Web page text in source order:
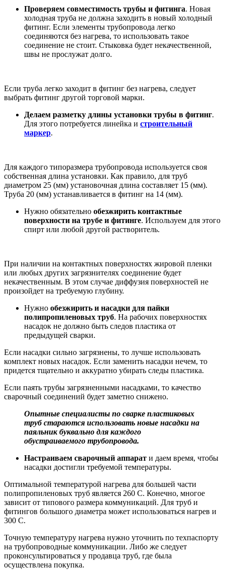
Проверяем совместимость трубы и фитинга. Новая
холодная труба не должна заходить в новый холодный
фитинг. Если элементы трубопровода легко
соединяются без нагрева, то использовать такое
соединение не стоит. Стыковка будет некачественной,
швы не прослужат долго.
Если труба легко заходит в фитинг без нагрева, следует
выбрать фитинг другой торговой марки.
Делаем разметку длины установки трубы в фитинг.
Для этого потребуется линейка и строительный
маркер.
Для каждого типоразмера трубопровода используется своя
собственная длина установки. Как правило, для труб
диаметром 25 (мм) установочная длина составляет 15 (мм).
Труба 20 (мм) устанавливается в фитинг на 14 (мм).
Нужно обязательно обезжирить контактные
поверхности на трубе и фитинге. Используем для этого
спирт или любой другой растворитель.
При наличии на контактных поверхностях жировой пленки
или любых других загрязнителях соединение будет
некачественным. В этом случае диффузия поверхностей не
произойдет на требуемую глубину.
Нужно обезжирить и насадки для пайки
полипропиленовых труб. На рабочих поверхностях
насадок не должно быть следов пластика от
предыдущей сварки.
Если насадки сильно загрязнены, то лучше использовать
комплект новых насадок. Если заменить насадки нечем, то
придется тщательно и аккуратно убирать следы пластика.
Если паять трубы загрязненными насадками, то качество
сварочный соединений будет заметно снижено.
Опытные специалисты по сварке пластиковых
труб стараются использовать новые насадки на
паяльник буквально для каждого
обустраиваемого трубопровода.
Настраиваем сварочный аппарат и даем время, чтобы
насадки достигли требуемой температуры.
Оптимальной температурой нагрева для большей части
полипропиленовых труб является 260 С. Конечно, многое
зависит от типового размера коммуникаций. Для труб и
фитингов большого диаметра может использоваться нагрев и
300 С.
Точную температуру нагрева нужно уточнить по техпаспорту
на трубопроводные коммуникации. Либо же следует
проконсультироваться у продавца труб, где была
осуществлена покупка.